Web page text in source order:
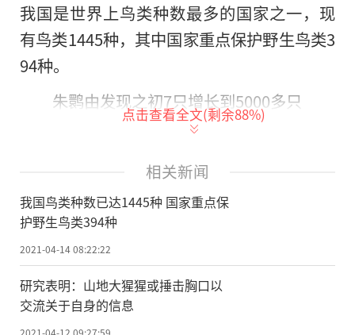
我国是世界上鸟类种数最多的国家之一，现
有鸟类1445种，其中国家重点保护野生鸟类3
94种。
朱鹮由发现之初7只增长到5000多只
在全球的9条候鸟迁徙路线中，有4条贯
穿我国全境，90%左右的东亚—澳大利西亚
乎所有中亚迁徙路线和西亚—东非迁徙路线上
的水鸟都会经停我国中西部地区的高原湖
泊。
40年来，我国持续加大鸟类保护力度，
朱鹮由发现之初的7只增长到5000多只，白鹤
点击查看全文(剩余88%)
相关新闻
我国鸟类种数已达1445种 国家重点保
护野生鸟类394种
2021-04-14 08:22:22
研究表明：山地大猩猩或捶击胸口以
交流关于自身的信息
2021-04-12 09:27:59